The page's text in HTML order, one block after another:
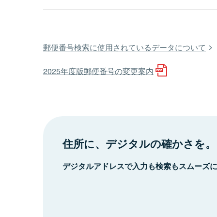
郵便番号検索に使用されているデータについて
2025年度版郵便番号の変更案内
住所に、デジタルの確かさを。
デジタルアドレスで入力も検索もスムーズ